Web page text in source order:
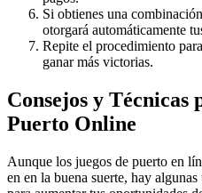
Si obtienes una
otorgará automáticamente
Repite el procedimiento
ganar más victorias.
Consejos y
Puerto Online
Aunque los juegos de puerto en
en en la buena suerte, hay